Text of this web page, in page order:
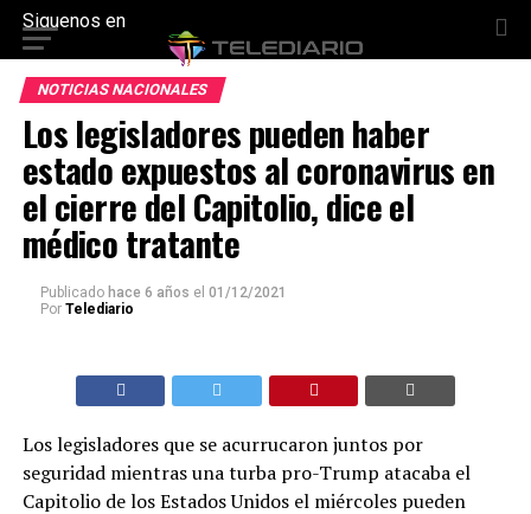
Siguenos en
NOTICIAS NACIONALES
Los legisladores pueden haber
estado expuestos al coronavirus en
el cierre del Capitolio, dice el
médico tratante
Publicado hace 6 años el 01/12/2021
Por Telediario
Los legisladores que se acurrucaron juntos por
seguridad mientras una turba pro-Trump atacaba el
Capitolio de los Estados Unidos el miércoles pueden